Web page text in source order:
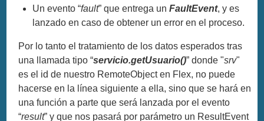
Un evento “fault” que entrega unFaultEvent, y es
lanzado en caso de obtener un error en el proceso.
Por lo tanto el tratamiento de los datos esperados tras
una llamada tipo “servicio.getUsuario()” donde "srv"
es el id de nuestro RemoteObject en Flex, no puede
hacerse en la línea siguiente a ella, sino que se hará en
una función a parte que será lanzada por el evento
“result” y que nos pasará por parámetro un ResultEvent